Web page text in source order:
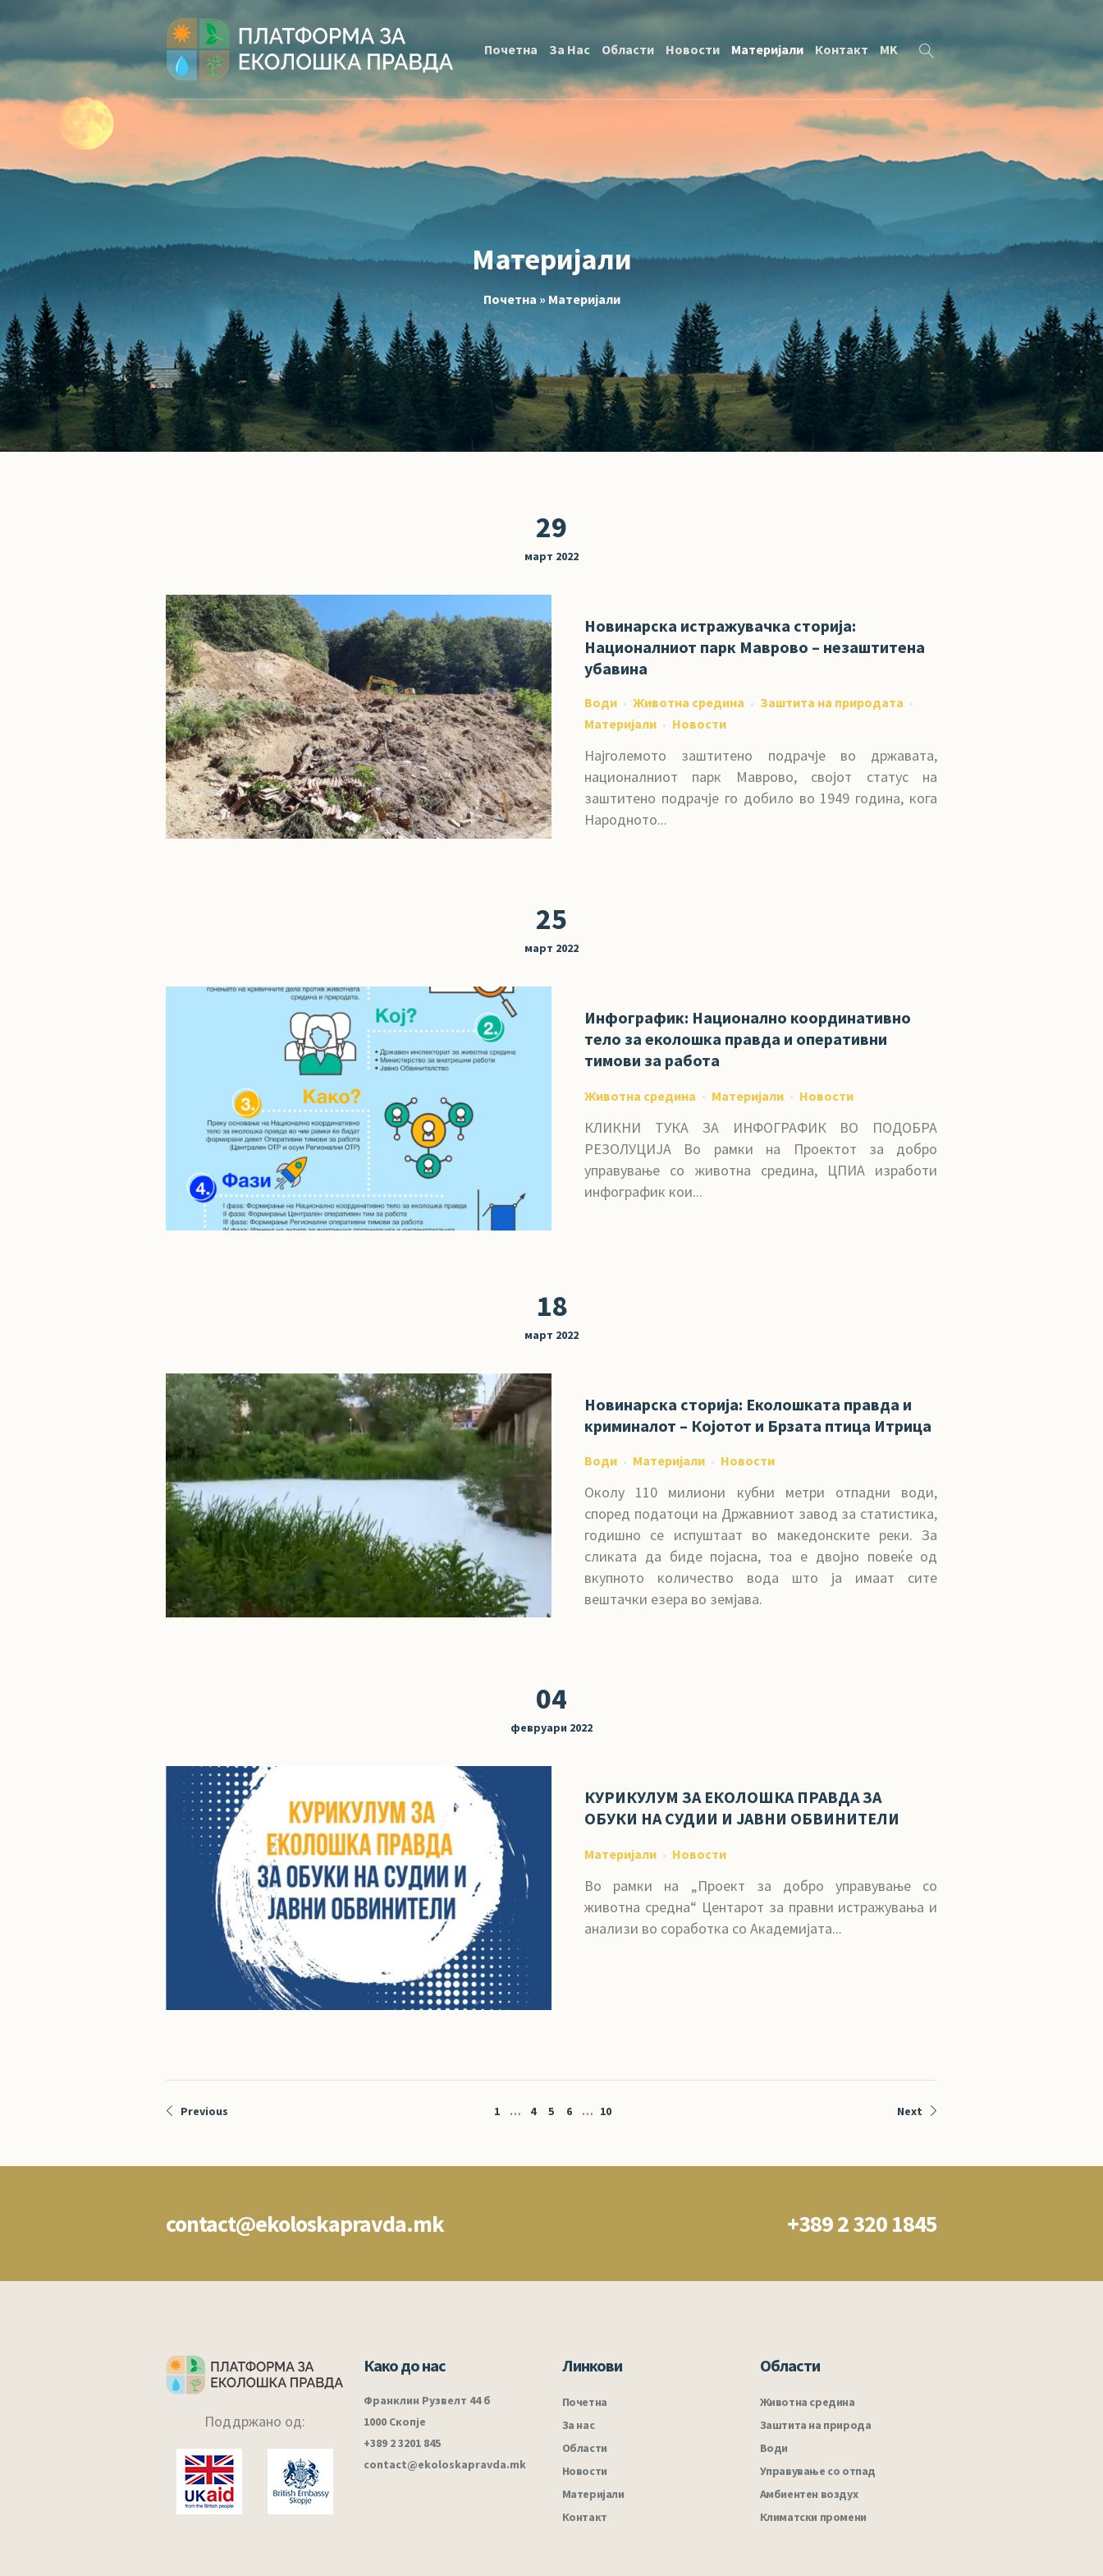
Почетна За Нас Области Новости Материјали Контакт MK
Материјали
Почетна » Материјали
29
март 2022
Новинарска истражувачка сторија:
Националниот парк Маврово – незаштитена
убавина
Води Животна средина
Заштита на природата
Материјали
Новости
Најголемото заштитено подрачје во државата,
националниот парк Маврово, својот статус на
заштитено подрачје го добило во 1949 година, кога
Народното...
25
март 2022
Инфографик: Национално координативно
тело за еколошка правда и оперативни
тимови за работа
Животна средина Материјали Новости
КЛИКНИ ТУКА ЗА ИНФОГРАФИК ВО ПОДОБРА
РЕЗОЛУЦИЈА Во рамки на Проектот за добро
управување со животна средина, ЦПИА изработи
инфографик кои...
18
март 2022
Новинарска сторија: Еколошката правда и
криминалот – Којотот и Брзата птица Итрица
Води Материјали Новости
Околу 110 милиони кубни метри отпадни води,
според податоци на Државниот завод за статистика,
годишно се испуштаат во македонските реки. За
сликата да биде појасна, тоа е двојно повеќе од
вкупното количество вода што ја имаат сите
вештачки езера во земјава.
04
февруари 2022
КУРИКУЛУМ ЗА ЕКОЛОШКА ПРАВДА ЗА
ОБУКИ НА СУДИИ И ЈАВНИ ОБВИНИТЕЛИ
Материјали Новости
Во рамки на „Проект за добро управување со
животна средна“ Центарот за правни истражувања и
анализи во соработка со Академијата...
Previous 1 … 4 5 6 … 10 Next
contact@ekoloskapravda.mk +389 2 320 1845
Поддржано од:
Како до нас
Франклин Рузвелт 44 б
1000 Скопје
+389 2 3201 845
contact@ekoloskapravda.mk
Линкови
Почетна
За нас
Области
Новости
Материјали
Контакт
Области
Животна средина
Заштита на природа
Води
Управување со отпад
Амбиентен воздух
Климатски промени